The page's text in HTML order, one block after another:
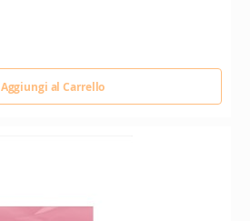
Aggiungi al Carrello